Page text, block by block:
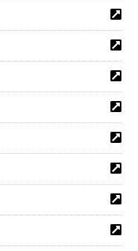
即日発送となりま
取り寄せとなり、
ります。実店舗や
いますことをご了
商品や当社に在庫が
現在当社に在庫が
おります。